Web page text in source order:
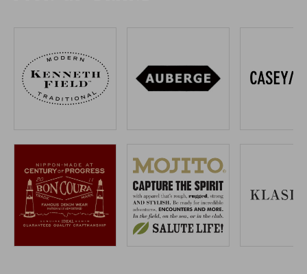
特定商取引法について
お問い合わせ
OFFICIAL WEB SITE
meeting_room ログイン 会員登録